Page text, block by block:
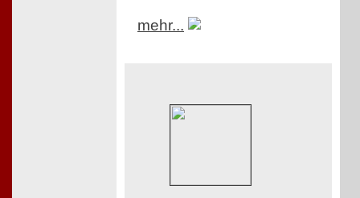
mehr...